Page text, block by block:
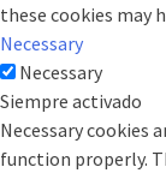
these cookies may
Necessary
Necessary
Siempre activado
Necessary cookies
function properly.